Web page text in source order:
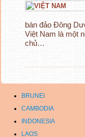
bán đảo Đông
Việt Nam là một
chủ…
BRUNEI
CAMBODIA
INDONESIA
LAOS